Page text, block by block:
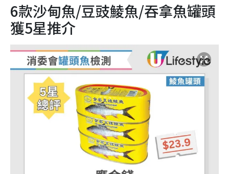
6款沙甸魚/豆豉鯪魚/吞拿魚罐頭
獲5星推介